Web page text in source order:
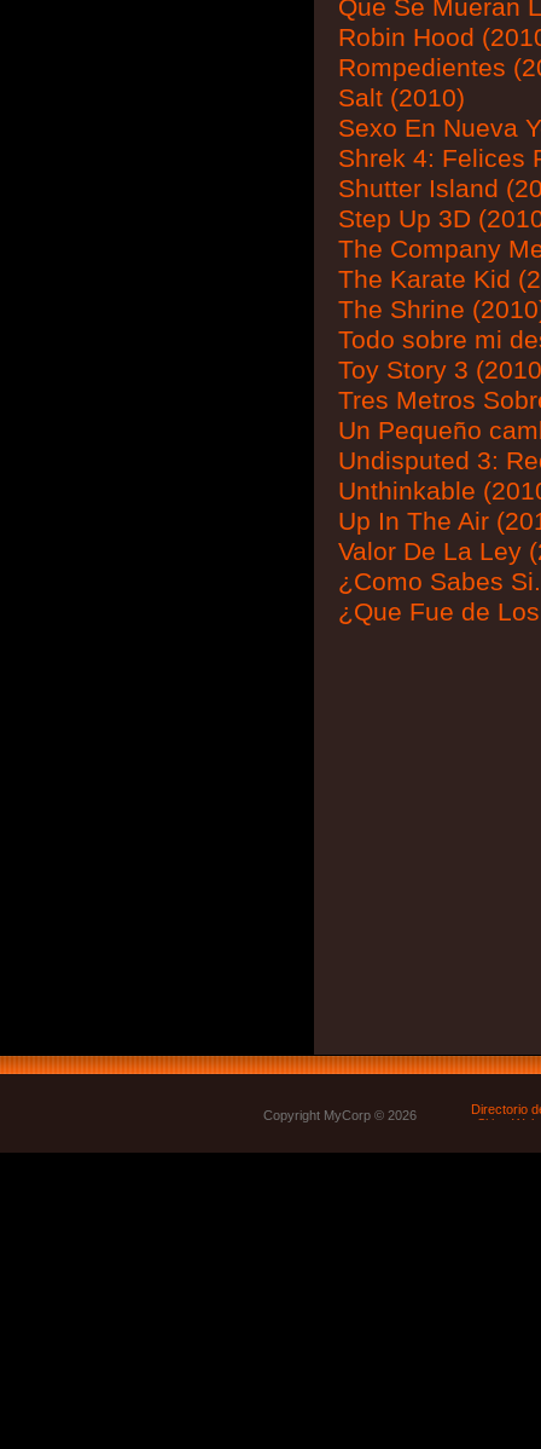
Que Se Mueran
Robin Hood
Rompedientes
Salt (2010)
Sexo En Nueva
Shrek 4: Felices
Shutter Island
Step Up 3D
The Company
The Karate Kid
The Shrine
Todo sobre mi
Toy Story 3
Tres Metros
Un Pequeño
Undisputed 3:
Unthinkable
Up In The Air
Valor De La Ley
¿Como Sabes
¿Que Fue de
Copyright MyCorp © 2026